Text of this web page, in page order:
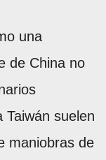
una
de China no
Taiwán suelen
maniobras de